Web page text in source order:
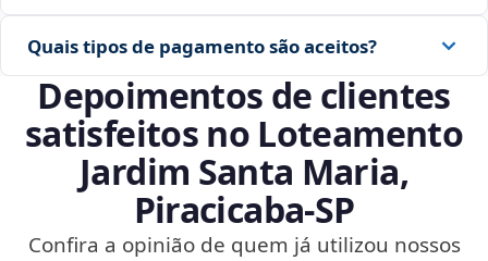
Quais tipos de pagamento são aceitos?
Depoimentos de clientes
satisfeitos no Loteamento
Jardim Santa Maria,
Piracicaba‑SP
Confira a opinião de quem já utilizou nossos